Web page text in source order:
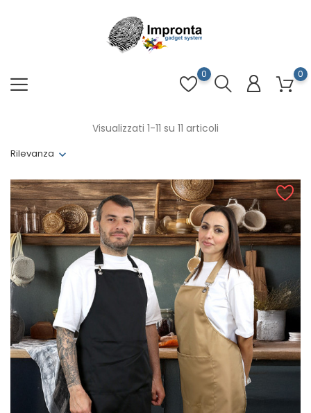
0
0
Rilevanza
Visualizzati 1-11 su 11 articoli